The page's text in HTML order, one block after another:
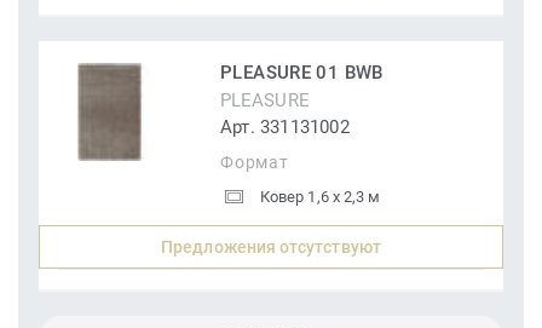
PLEASURE 01 BWB
PLEASURE
Арт. 331131002
Формат
Ковер 1,6 x 2,3 м
Предложения отсутствуют